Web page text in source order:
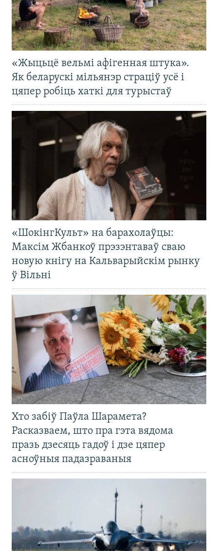
«Жыцьцё вельмі афігенная штука».
Як беларускі мільянэр страціў усё і
цяпер робіць хаткі для турыстаў
«ШокінгКульт» на барахолаўцы:
Максім Жбанкоў прэзэнтаваў сваю
новую кнігу на Кальварыйскім рынку
ў Вільні
Хто забіў Паўла Шарамета?
Расказваем, што пра гэта вядома
празь дзесяць гадоў і дзе цяпер
асноўныя падазраваныя